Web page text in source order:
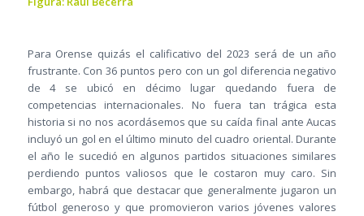
Para Orense quizás el calificativo del 2023 será de un año
frustrante. Con 36 puntos pero con un gol diferencia negativo
de 4 se ubicó en décimo lugar quedando fuera de
competencias internacionales. No fuera tan trágica esta
historia si no nos acordásemos que su caída final ante Aucas
incluyó un gol en el último minuto del cuadro oriental. Durante
el año le sucedió en algunos partidos situaciones similares
perdiendo puntos valiosos que le costaron muy caro. Sin
embargo, habrá que destacar que generalmente jugaron un
fútbol generoso y que promovieron varios jóvenes valores